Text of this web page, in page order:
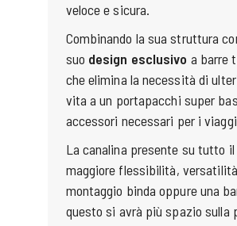
veloce e sicura.
Combinando la sua struttura
suo design esclusivo a barre
che elimina la necessità di
vita a un portapacchi super
accessori necessari per i
La canalina presente su tutto
maggiore flessibilità,
montaggio binda oppure una
questo si avrà più spazio